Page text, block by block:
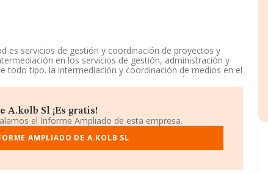
es servicios de gestión y coordinación de proyectos y
en los servicios de gestión, administración y
todo tipo. la intermediación y coordinación de medios en el
la compraventa. La empresa es una Sociedad Limitada.
técnicos de ingeniería y otras actividades
está situada en Lugar 1 Volta (1 Volta (poligono 22 - Lg)
1018 Parc. 2, (07200), Felanitx, Isles Baleares, Islas
de los datos de hasta 41.818 empresas, la facturación en
A.kolb Sl ¡Es gratis!
el Informe Ampliado de esta empresa.
AMPLIADO DE A.KOLB SL